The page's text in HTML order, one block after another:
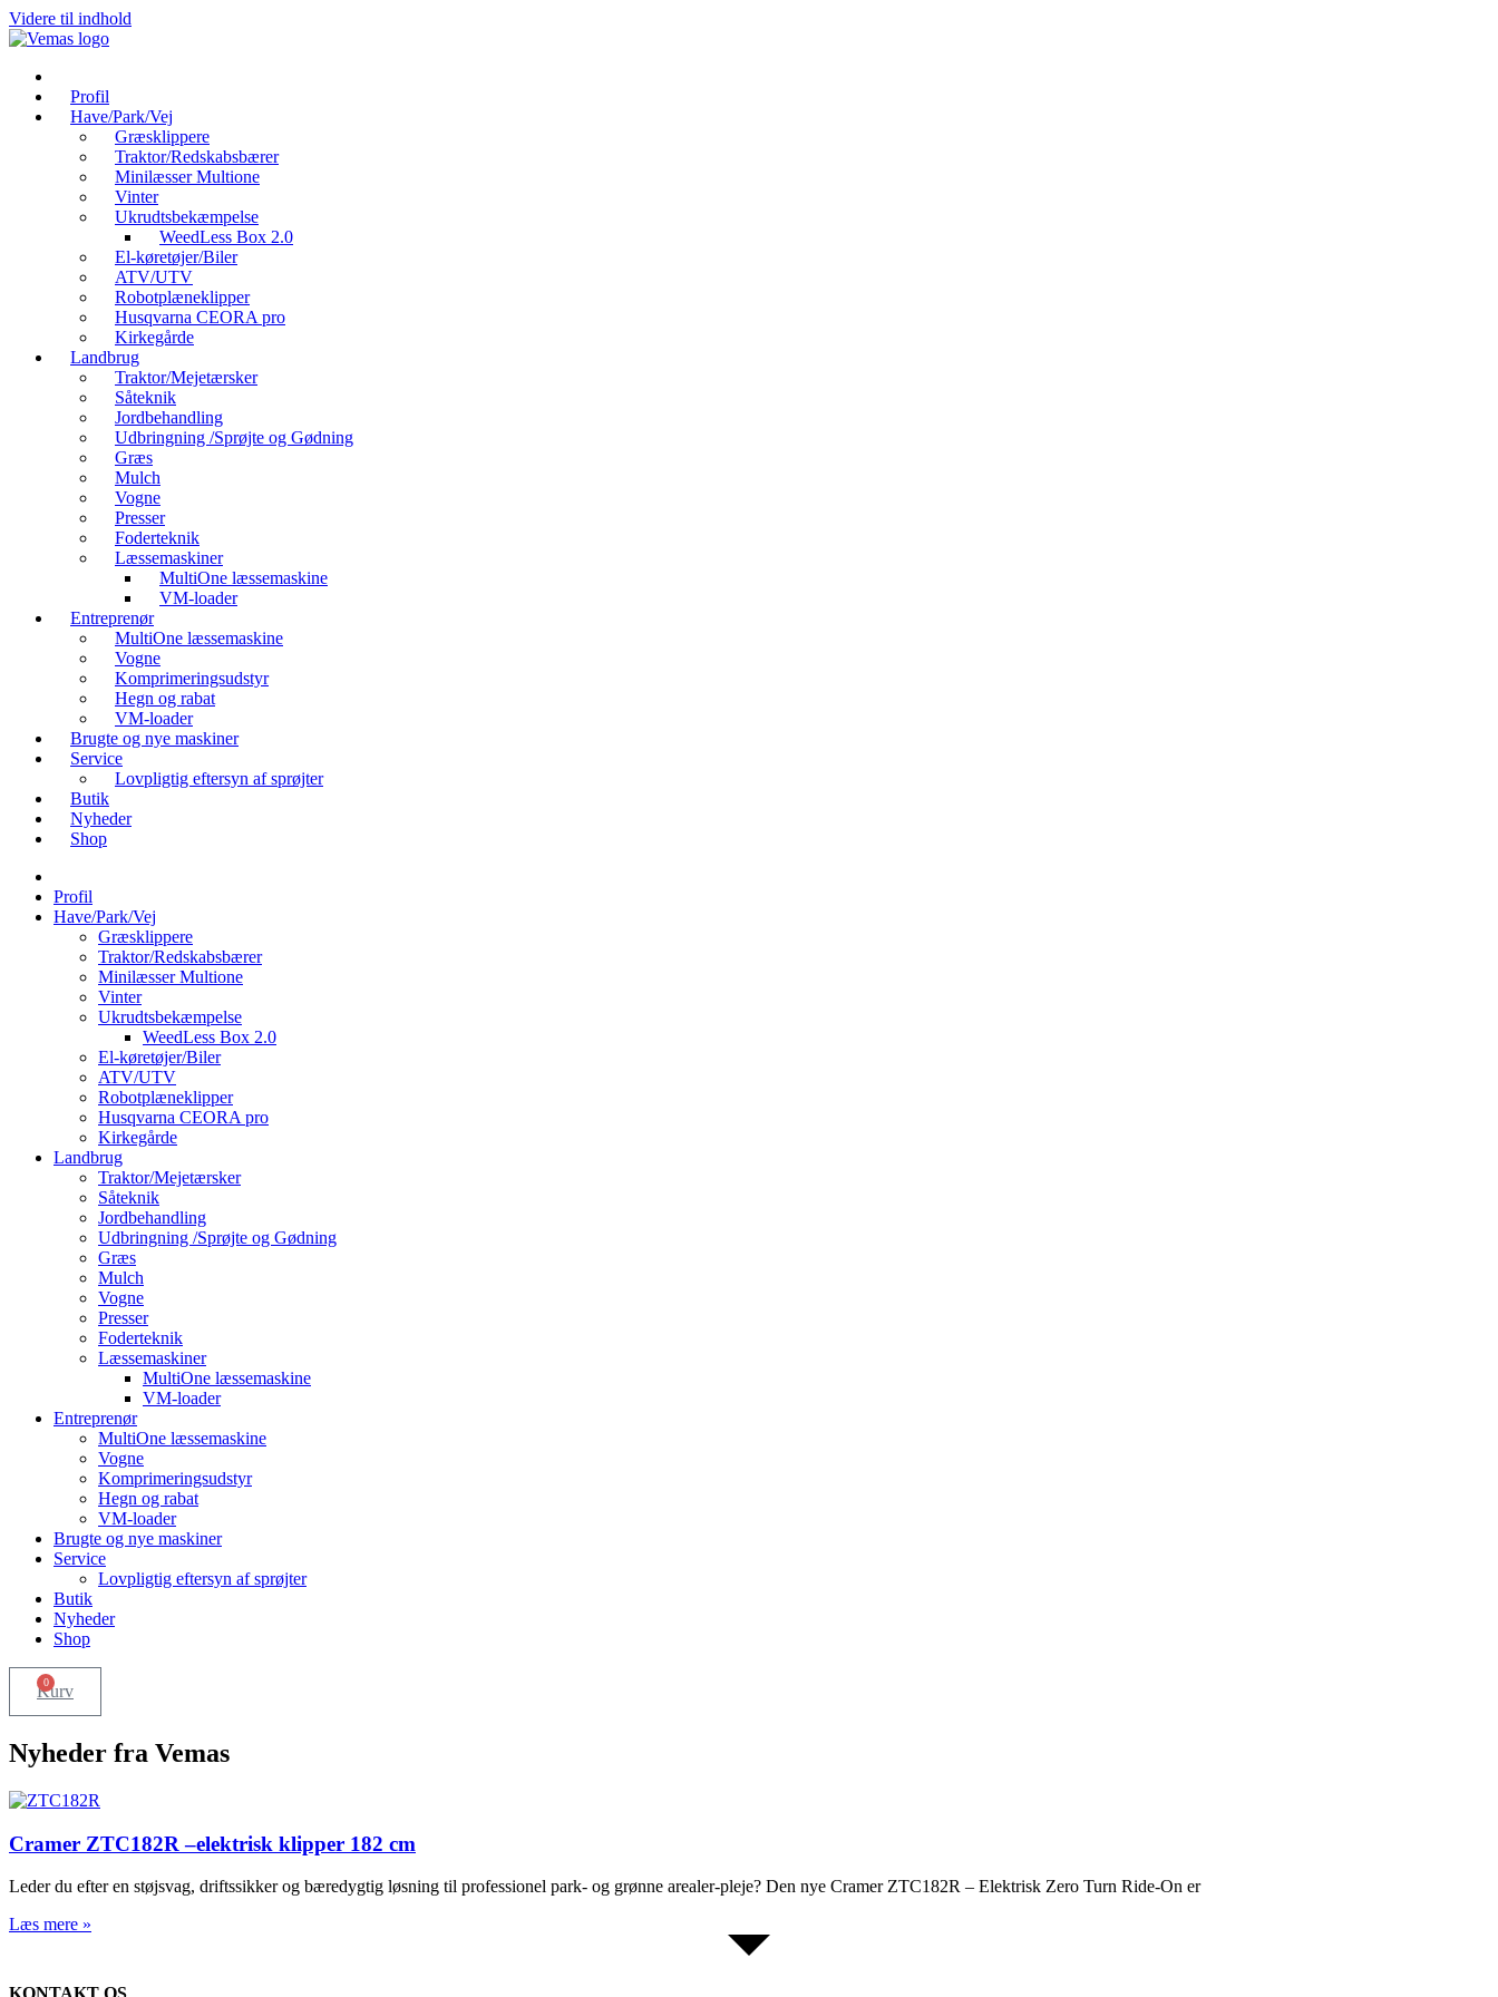
Videre til indhold
Profil
Have/Park/Vej
Græsklippere
Traktor/Redskabsbærer
Minilæsser Multione
Vinter
Ukrudtsbekæmpelse
WeedLess Box 2.0
El-køretøjer/Biler
ATV/UTV
Robotplæneklipper
Husqvarna CEORA pro
Kirkegårde
Landbrug
Traktor/Mejetærsker
Såteknik
Jordbehandling
Udbringning /Sprøjte og Gødning
Græs
Mulch
Vogne
Presser
Foderteknik
Læssemaskiner
MultiOne læssemaskine
VM-loader
Entreprenør
MultiOne læssemaskine
Vogne
Komprimeringsudstyr
Hegn og rabat
VM-loader
Brugte og nye maskiner
Service
Lovpligtig eftersyn af sprøjter
Butik
Nyheder
Shop
Profil
Have/Park/Vej
Græsklippere
Traktor/Redskabsbærer
Minilæsser Multione
Vinter
Ukrudtsbekæmpelse
WeedLess Box 2.0
El-køretøjer/Biler
ATV/UTV
Robotplæneklipper
Husqvarna CEORA pro
Kirkegårde
Landbrug
Traktor/Mejetærsker
Såteknik
Jordbehandling
Udbringning /Sprøjte og Gødning
Græs
Mulch
Vogne
Presser
Foderteknik
Læssemaskiner
MultiOne læssemaskine
VM-loader
Entreprenør
MultiOne læssemaskine
Vogne
Komprimeringsudstyr
Hegn og rabat
VM-loader
Brugte og nye maskiner
Service
Lovpligtig eftersyn af sprøjter
Butik
Nyheder
Shop
0
Kurv
Nyheder fra Vemas
Cramer ZTC182R –elektrisk klipper 182 cm
Leder du efter en støjsvag, driftssikker og bæredygtig løsning til professionel park- og grønne arealer-pleje? Den nye Cramer ZTC182R – Elektrisk Zero Turn Ride-On er
Læs mere »